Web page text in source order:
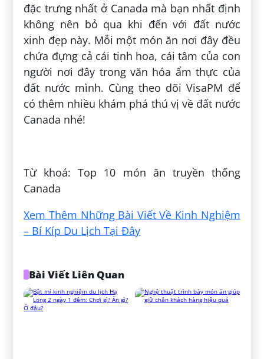
đặc trưng nhất ở Canada mà bạn nhất định
không nên bỏ qua khi đến với đất nước
xinh đẹp này. Mỗi một món ăn nơi đây đều
chứa đựng cả cái tinh hoa, cái tâm của con
người nơi đây trong văn hóa ẩm thực của
đất nước mình. Cùng theo dõi VisaPM để
có thêm nhiều khám phá thú vị về đất nước
Canada nhé!
Từ khoá: Top 10 món ăn truyền thống
Canada
Xem Thêm Những Bài Viết Về Kinh Nghiệm
– Bí Kíp Du Lịch Tại Đây
Bài Viết Liên Quan